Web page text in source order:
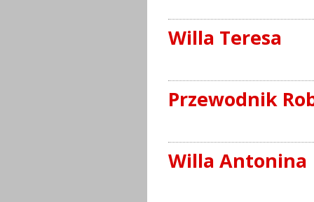
Willa Teresa
Przewodnik
Willa Antonina